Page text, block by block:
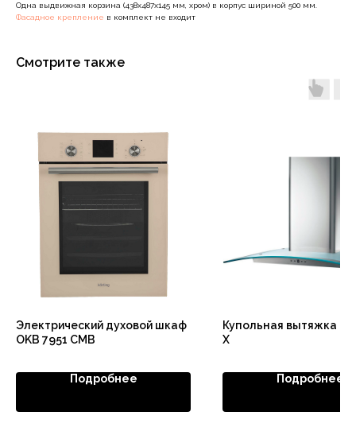
Одна выдвижная корзина (438х487х145 мм, хром) в корпус шириной 500 мм.
Фасадное крепление в комплект не входит
Смотрите также
Электрический духовой шкаф
OKB 7951 CMB
Подробнее
Купольная вытяжка
X
Подробнее